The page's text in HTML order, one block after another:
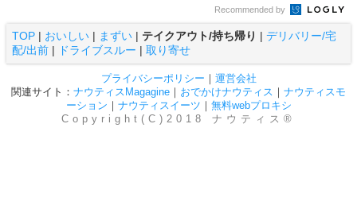
Recommended by
TOP | おいしい | まずい | テイクアウト/持ち帰り | デリバリー/宅
配/出前 | ドライブスルー | 取り寄せ
プライバシーポリシー ｜ 運営会社
関連サイト： ナウティスMagagine ｜ おでかけナウティス ｜ ナウティスモ
ーション ｜ ナウティスイーツ ｜ 無料webプロキシ
Copyright(C)2018 ナウティス®